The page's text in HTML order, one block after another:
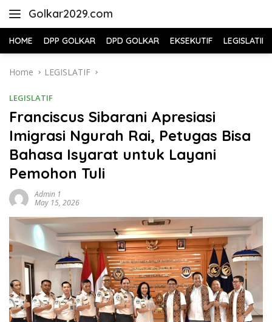
Golkar2029.com
HOME DPP GOLKAR DPD GOLKAR EKSEKUTIF LEGISLATIF
Home LEGISLATIF
LEGISLATIF
Franciscus Sibarani Apresiasi
Imigrasi Ngurah Rai, Petugas Bisa
Bahasa Isyarat untuk Layani
Pemohon Tuli
Admin 1
May 15, 2026